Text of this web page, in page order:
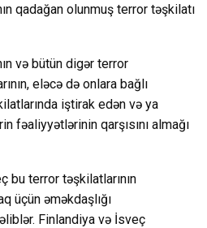
qadağan olunmuş terror təşkilatı
və bütün digər terror
eləcə də onlara bağlı
iştirak edən və ya
fəaliyyətlərinin qarşısını almağı
bu terror təşkilatlarının
üçün əməkdaşlığı
Finlandiya və İsveç